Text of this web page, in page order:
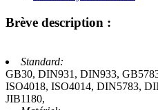
Brève description :
Standard:
GB30, DIN931, DIN933,
ISO4018, ISO4014, DIN5783,
JIB1180,